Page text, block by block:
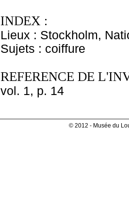
INDEX :
Lieux : Stockholm,
Sujets : coiffure
REFERENCE DE
vol. 1, p. 14
© 2012 - Musée du